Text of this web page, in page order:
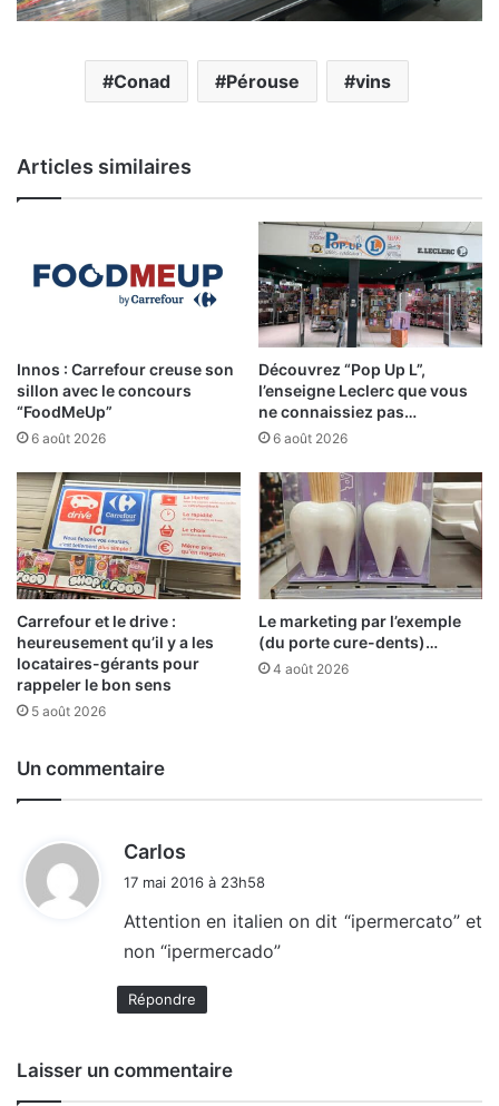
Conad Pérouse vins
Articles similaires
Innos : Carrefour creuse son
sillon avec le concours
“FoodMeUp”
6 août 2026
Découvrez “Pop Up L”,
l’enseigne Leclerc que vous
ne connaissiez pas…
6 août 2026
Carrefour et le drive :
heureusement qu’il y a les
locataires-gérants pour
rappeler le bon sens
5 août 2026
Le marketing par l’exemple
(du porte cure-dents)…
4 août 2026
Un commentaire
Carlos
:
17 mai 2016 à 23h58
Attention en italien on dit “ipermercato” et
non “ipermercado”
Répondre
Laisser un commentaire